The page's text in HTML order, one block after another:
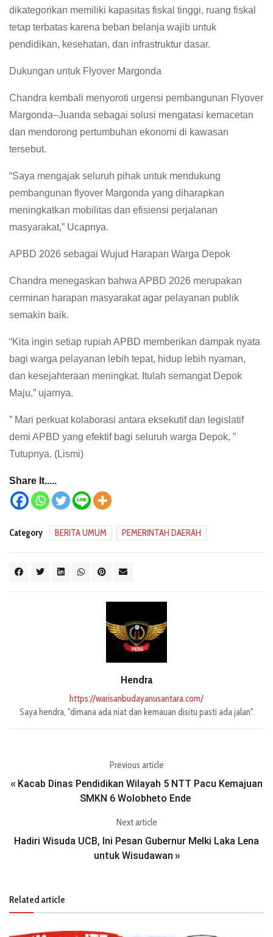
dikategorikan memiliki kapasitas fiskal tinggi, ruang fiskal
tetap terbatas karena beban belanja wajib untuk
pendidikan, kesehatan, dan infrastruktur dasar.
Dukungan untuk Flyover Margonda
Chandra kembali menyoroti urgensi pembangunan Flyover
Margonda–Juanda sebagai solusi mengatasi kemacetan
dan mendorong pertumbuhan ekonomi di kawasan
tersebut.
“Saya mengajak seluruh pihak untuk mendukung
pembangunan flyover Margonda yang diharapkan
meningkatkan mobilitas dan efisiensi perjalanan
masyarakat,” Ucapnya.
APBD 2026 sebagai Wujud Harapan Warga Depok
Chandra menegaskan bahwa APBD 2026 merupakan
cerminan harapan masyarakat agar pelayanan publik
semakin baik.
“Kita ingin setiap rupiah APBD memberikan dampak nyata
bagi warga pelayanan lebih tepat, hidup lebih nyaman,
dan kesejahteraan meningkat. Itulah semangat Depok
Maju,” ujarnya.
” Mari perkuat kolaborasi antara eksekutif dan legislatif
demi APBD yang efektif bagi seluruh warga Depok, ”
Tutupnya. (Lismi)
Share It.....
Category BERITA UMUM PEMERINTAH DAERAH
Hendra
https://warisanbudayanusantara.com/
Saya hendra, "dimana ada niat dan kemauan disitu pasti ada jalan".
Previous article
« Kacab Dinas Pendidikan Wilayah 5 NTT Pacu Kemajuan
SMKN 6 Wolobheto Ende
Next article
Hadiri Wisuda UCB, Ini Pesan Gubernur Melki Laka Lena
untuk Wisudawan »
Related article